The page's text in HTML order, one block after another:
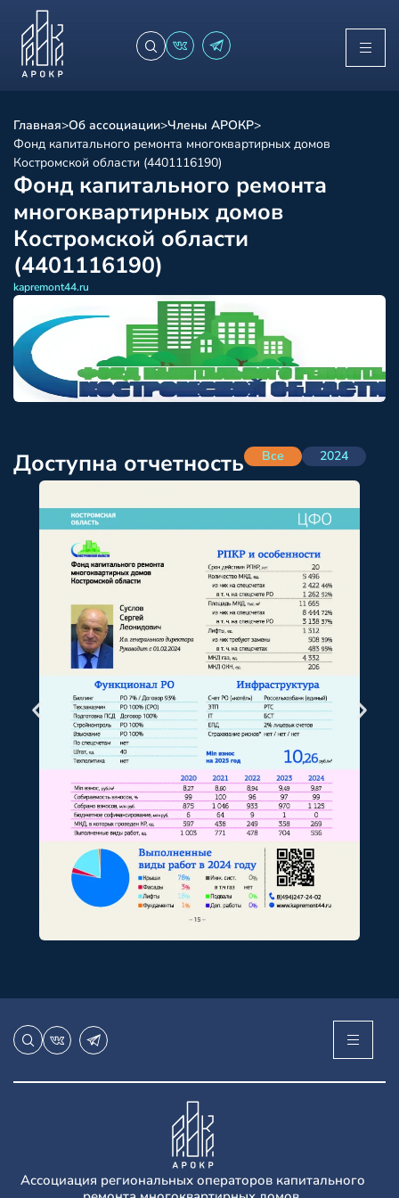
Главная>Об ассоциации>Члены АРОКР>
Фонд капитального ремонта многоквартирных домов
Костромской области (4401116190)
Фонд капитального ремонта
многоквартирных домов
Костромской области
(4401116190)
kapremont44.ru
Доступна отчетность Все 2024
Ассоциация региональных операторов капитального